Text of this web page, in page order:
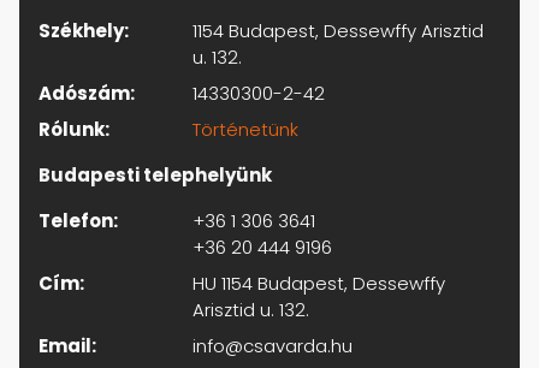
Székhely:
1154 Budapest, Dessewffy Arisztid
u. 132.
Adószám:
14330300-2-42
Rólunk:
Történetünk
Budapesti telephelyünk
Telefon:
+36 1 306 3641
+36 20 444 9196
Cím:
HU 1154 Budapest, Dessewffy
Arisztid u. 132.
Email:
info@csavarda.hu